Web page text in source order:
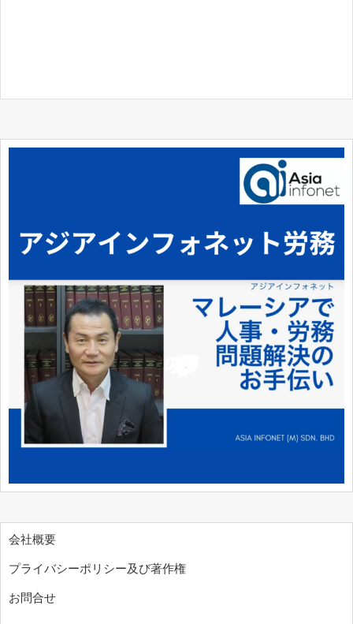
会社概要
プライバシーポリシー及び著作権
お問合せ